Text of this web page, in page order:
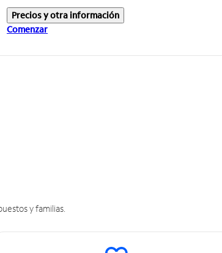
Precios y otra información
Comenzar
y familias.